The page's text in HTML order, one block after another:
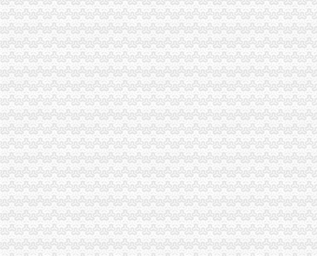
免费注册有体验金_免费注册有体验金-华股财经
免费注册公司流程
上海注册一家公司,注册公司的流程及费用都有哪些?-知乎
上海园区注册公司_奉贤注册公司_上海免费公司注册_合资公司注册流
0元注册公司流程
【南通教育公司注册_科技教育公司注册_教育公司注册流程】-南通赶
浦东0元公司多少钱-威海新闻网
一元注册公司流程
【图】在成都注册一家公司需要的流程和费用有哪些？_成都工商注册_
商标注册价格,公司注册流程_青岛工商注册_青岛列表网
一元公司
光一科技10派1元_公司新闻_中证网
杭州一元装饰工程有限公司
1元注册公司
1元注册公司！做账每月只需149元！【今日推荐网-广州工商/税务/财务
1元注册公司的个人主页-WeCenter社交化问答社区程序
0元注册公司